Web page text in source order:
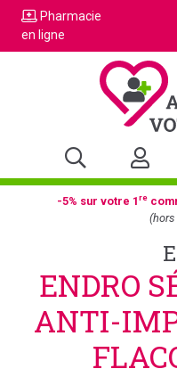
Pharmacie
en ligne
-5% sur votre 1re
ENDRO
ANTI-